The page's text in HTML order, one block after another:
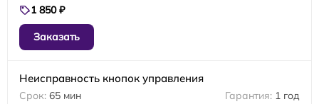
1 850 ₽
Заказать
Неисправность кнопок управления
65 мин
1 год